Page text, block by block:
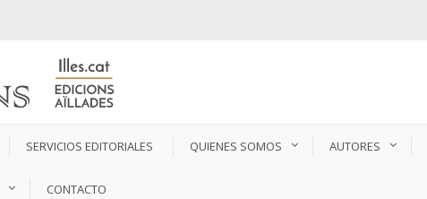
SERVICIOS EDITORIALES QUIENES SOMOS AUTORES
CONTACTO